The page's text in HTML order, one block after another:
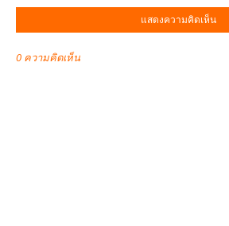
แสดงความคิดเห็น
0 ความคิดเห็น